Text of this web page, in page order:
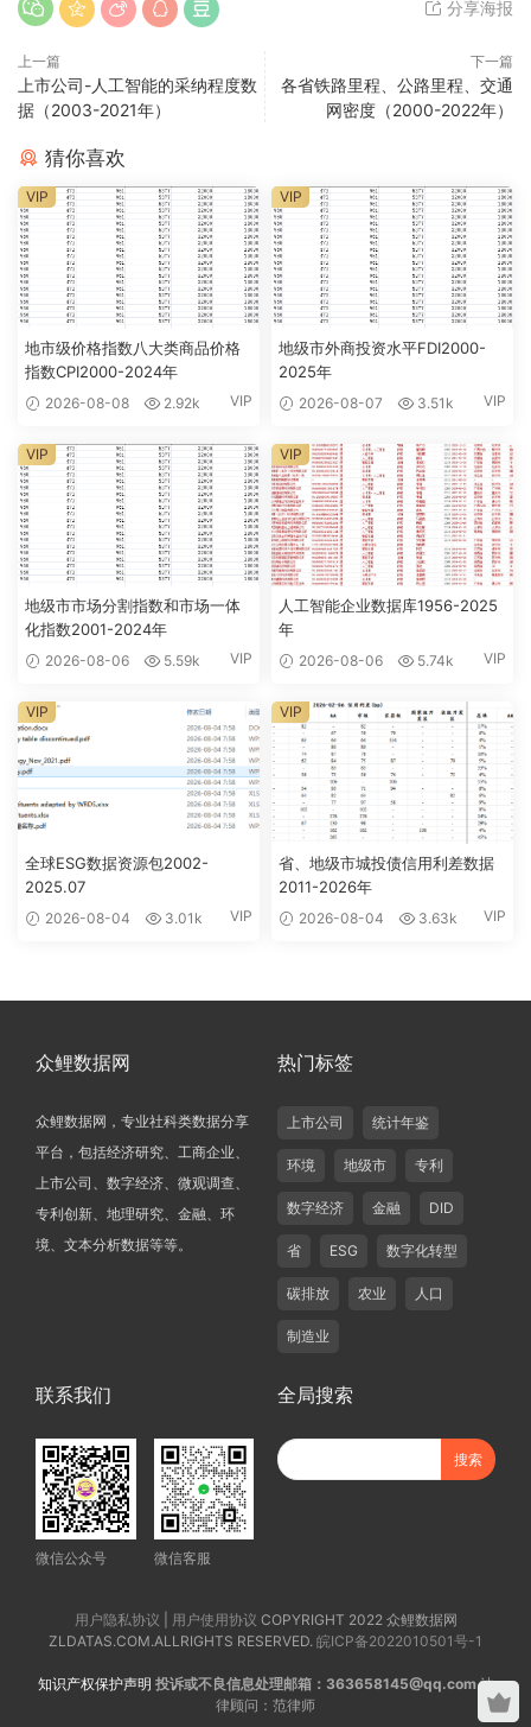
分享海报
上一篇
上市公司-人工智能的采纳程度数
据（2003-2021年）
下一篇
各省铁路里程、公路里程、交通
网密度（2000-2022年）
猜你喜欢
地市级价格指数八大类商品价格
指数CPI2000-2024年
2026-08-08 2.92k VIP
VIP
地级市外商投资水平FDI2000-
2025年
2026-08-07 3.51k VIP
VIP
地级市市场分割指数和市场一体
化指数2001-2024年
2026-08-06 5.59k VIP
VIP
人工智能企业数据库1956-2025
年
2026-08-06 5.74k VIP
VIP
全球ESG数据资源包2002-
2025.07
2026-08-04 3.01k VIP
VIP
省、地级市城投债信用利差数据
2011-2026年
2026-08-04 3.63k VIP
VIP
众鲤数据网
众鲤数据网，专业社科类数据分享
平台，包括经济研究、工商企业、
上市公司、数字经济、微观调查、
专利创新、地理研究、金融、环
境、文本分析数据等等。
热门标签
上市公司 统计年鉴
环境 地级市 专利
数字经济 金融 DID
省 ESG 数字化转型
碳排放 农业 人口
制造业
联系我们
微信公众号 微信客服
全局搜索
用户隐私协议 用户使用协议 COPYRIGHT 2022 众鲤数据网
ZLDATAS.COM.ALLRIGHTS RESERVED. 皖ICP备2022010501号-1
知识产权保护声明 投诉或不良信息处理邮箱：363658145@qq.com法
律顾问：范律师